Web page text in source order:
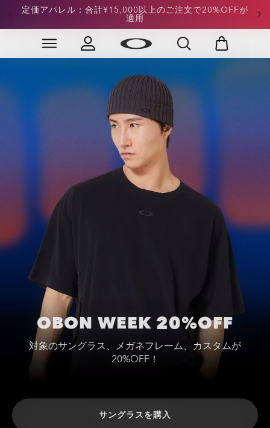
Skip to
お盆ウィーク：サングラス20%OFF
Slide 1 of 4. お盆ウィーク：サングラス20%OFF
OBON WEEK 20%OFF
対象のサングラス、メガネフレーム、カスタムが
20%OFF！
サングラスを購入